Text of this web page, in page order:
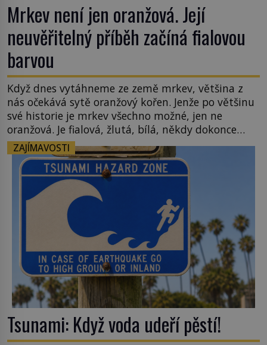
Mrkev není jen oranžová. Její
neuvěřitelný příběh začíná fialovou
barvou
Když dnes vytáhneme ze země mrkev, většina z
nás očekává sytě oranžový kořen. Jenže po většinu
své historie je mrkev všechno možné, jen ne
oranžová. Je fialová, žlutá, bílá, někdy dokonce
téměř černá. Až díky stovkám let pečlivého
šlechtění se z ní stává zelenina, bez které si českou
zahradu ani nedokážeme představit. Její příběh je
ZAJÍMAVOSTI
Tsunami: Když voda udeří pěstí!